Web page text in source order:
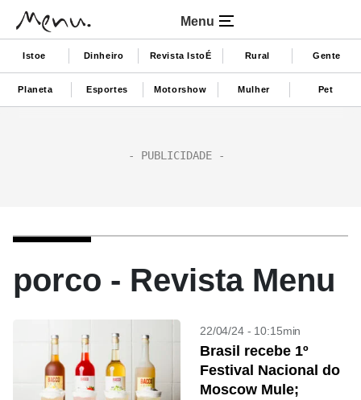
Menu
Istoe Dinheiro Revista IstoÉ Rural Gente
Planeta Esportes Motorshow Mulher Pet
porco - Revista Menu
22/04/24 - 10:15min
Brasil recebe 1º
Festival Nacional do
Moscow Mule;